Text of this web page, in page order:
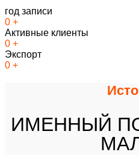
год записи
0 +
Активные клиенты
0 +
Экспорт
0 +
ИМЕННЫЙ